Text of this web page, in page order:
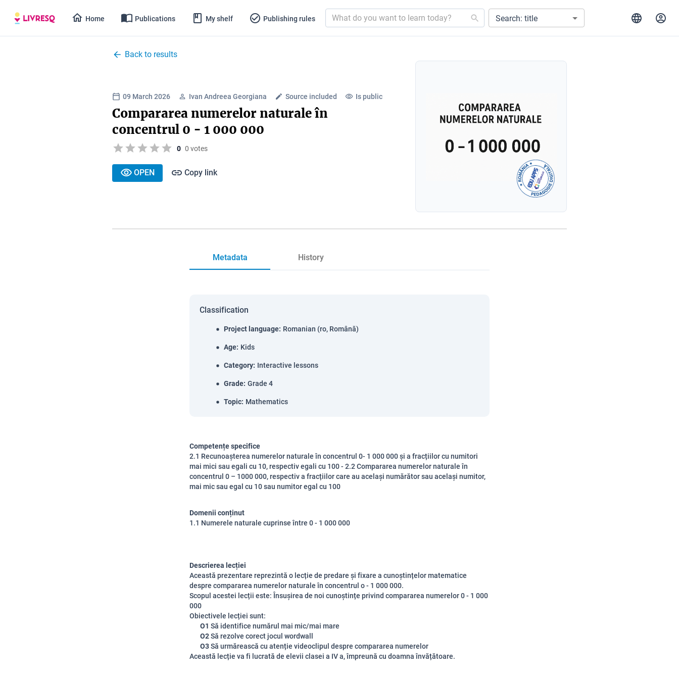
Home Publications My shelf Publishing rules Search: title
Back to results
09 March 2026 Ivan Andreea Georgiana Source included Is public
Compararea numerelor naturale în
concentrul 0 - 1 000 000
0 0 votes
OPEN Copy link
Metadata History
Classification
Project language: Romanian (ro, Română)
Age: Kids
Category: Interactive lessons
Grade: Grade 4
Topic: Mathematics
Competențe specifice
2.1 Recunoașterea numerelor naturale în concentrul 0- 1 000 000 și a fracțiilor cu numitori
mai mici sau egali cu 10, respectiv egali cu 100 - 2.2 Compararea numerelor naturale în
concentrul 0 – 1000 000, respectiv a fracțiilor care au același numărător sau același numitor,
mai mic sau egal cu 10 sau numitor egal cu 100
Domenii conținut
1.1 Numerele naturale cuprinse între 0 - 1 000 000
Descrierea lecției
Această prezentare reprezintă o lecție de predare și fixare a cunoștințelor matematice
despre compararea numerelor naturale în concentrul o - 1 000 000.
Scopul acestei lecții este: Însușirea de noi cunoștințe privind compararea numerelor 0 - 1 000
000
Obiectivele lecției sunt:
O1 Să identifice numărul mai mic/mai mare
O2Să rezolve corect jocul wordwall
O3Să urmărească cu atenție videoclipul despre compararea numerelor
Această lecție va fi lucrată de elevii clasei a IV a, împreună cu doamna învățătoare.